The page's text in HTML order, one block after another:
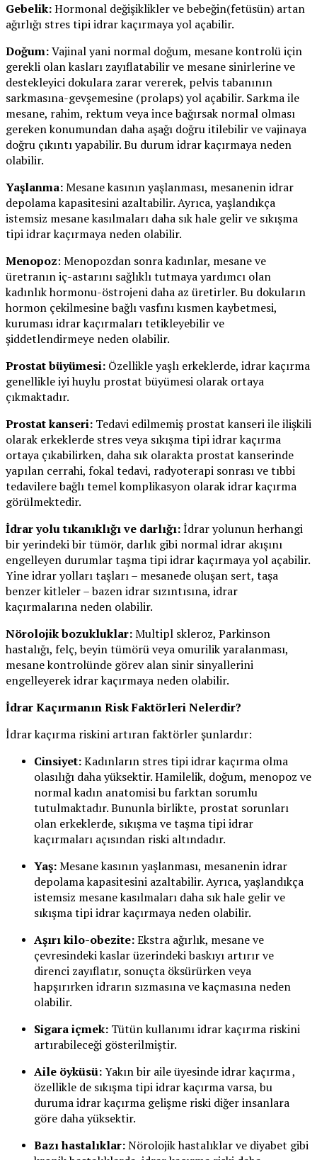
Gebelik:Hormonal değişiklikler ve bebeğin(fetüsün) artan
ağırlığı stres tipi idrar kaçırmaya yol açabilir.
Doğum:Vajinal yani normal doğum, mesane kontrolü için
gerekli olan kasları zayıflatabilir ve mesane sinirlerine ve
destekleyici dokulara zarar vererek, pelvis tabanının
sarkmasına-gevşemesine (prolaps) yol açabilir. Sarkma ile
mesane, rahim, rektum veya ince bağırsak normal olması
gereken konumundan daha aşağı doğru itilebilir ve vajinaya
doğru çıkıntı yapabilir. Bu durum idrar kaçırmaya neden
olabilir.
Yaşlanma:Mesane kasının yaşlanması, mesanenin idrar
depolama kapasitesini azaltabilir. Ayrıca, yaşlandıkça
istemsiz mesane kasılmaları daha sık hale gelir ve sıkışma
tipi idrar kaçırmaya neden olabilir.
Menopoz: Menopozdan sonra kadınlar, mesane ve
üretranın iç-astarını sağlıklı tutmaya yardımcı olan
kadınlık hormonu-östrojeni daha az üretirler. Bu dokuların
hormon çekilmesine bağlı vasfını kısmen kaybetmesi,
kuruması idrar kaçırmaları tetikleyebilir ve
şiddetlendirmeye neden olabilir.
Prostat büyümesi: Özellikle yaşlı erkeklerde, idrar kaçırma
genellikle iyi huylu prostat büyümesi olarak ortaya
çıkmaktadır.
Prostat kanseri: Tedavi edilmemiş prostat kanseri ile ilişkili
olarak erkeklerde stres veya sıkışma tipi idrar kaçırma
ortaya çıkabilirken, daha sık olarakta prostat kanserinde
yapılan cerrahi, fokal tedavi, radyoterapi sonrası ve tıbbi
tedavilere bağlı temel komplikasyon olarak idrar kaçırma
görülmektedir.
İdrar yolu tıkanıklığı ve darlığı:İdrar yolunun herhangi
bir yerindeki bir tümör, darlık gibi normal idrar akışını
engelleyen durumlar taşma tipi idrar kaçırmaya yol açabilir.
Yine idrar yolları taşları – mesanede oluşan sert, taşa
benzer kitleler – bazen idrar sızıntısına, idrar
kaçırmalarına neden olabilir.
Nörolojik bozukluklar:Multipl skleroz, Parkinson
hastalığı, felç, beyin tümörü veya omurilik yaralanması,
mesane kontrolünde görev alan sinir sinyallerini
engelleyerek idrar kaçırmaya neden olabilir.
İdrar Kaçırmanın Risk Faktörleri Nelerdir?
İdrar kaçırma riskini artıran faktörler şunlardır:
Cinsiyet:Kadınların stres tipi idrar kaçırma olma
olasılığı daha yüksektir. Hamilelik, doğum, menopoz ve
normal kadın anatomisi bu farktan sorumlu
tutulmaktadır. Bununla birlikte, prostat sorunları
olan erkeklerde, sıkışma ve taşma tipi idrar
kaçırmaları açısından riski altındadır.
Yaş:Mesane kasının yaşlanması, mesanenin idrar
depolama kapasitesini azaltabilir. Ayrıca, yaşlandıkça
istemsiz mesane kasılmaları daha sık hale gelir ve
sıkışma tipi idrar kaçırmaya neden olabilir.
Aşırı kilo-obezite:Ekstra ağırlık, mesane ve
çevresindeki kaslar üzerindeki baskıyı artırır ve
direnci zayıflatır, sonuçta öksürürken veya
hapşırırken idrarın sızmasına ve kaçmasına neden
olabilir.
Sigara içmek: Tütün kullanımı idrar kaçırma riskini
artırabileceği gösterilmiştir.
Aile öyküsü:Yakın bir aile üyesinde idrar kaçırma ,
özellikle de sıkışma tipi idrar kaçırma varsa, bu
duruma idrar kaçırma gelişme riski diğer insanlara
göre daha yüksektir.
Bazı hastalıklar:Nörolojik hastalıklar ve diyabet gibi